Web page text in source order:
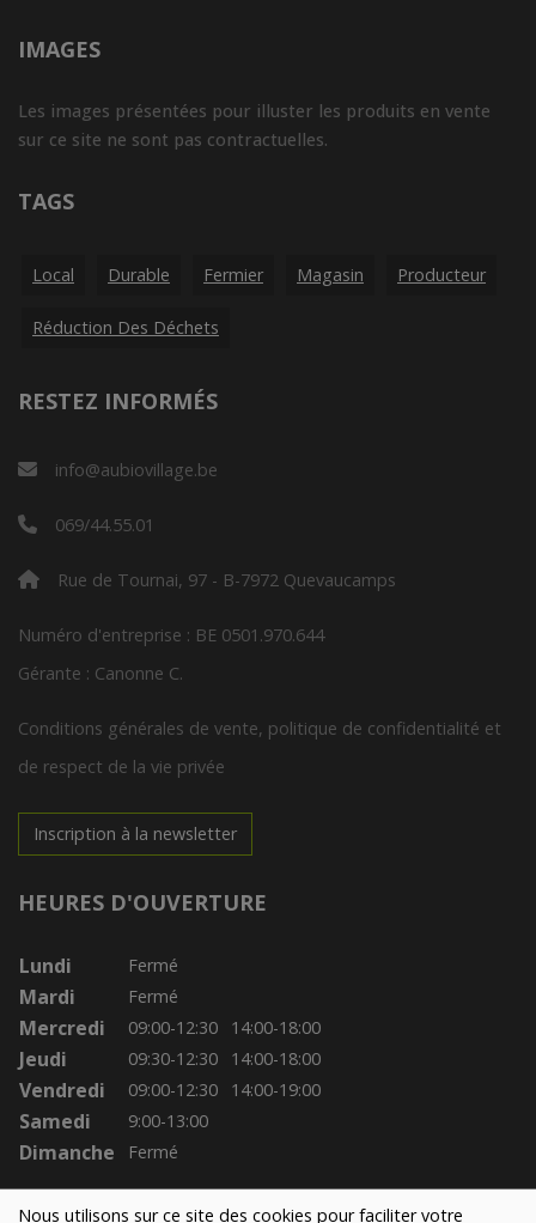
Nous utilisons sur ce site des cookies pour faciliter votre
IMAGES
Les images présentées pour illuster les produits en vente
sur ce site ne sont pas contractuelles.
TAGS
Local Durable Fermier Magasin Producteur
Réduction Des Déchets
RESTEZ INFORMÉS
info@aubiovillage.be
069/44.55.01
Rue de Tournai, 97 - B-7972 Quevaucamps
Numéro d'entreprise : BE 0501.970.644
Gérante : Canonne C.
Conditions générales de vente, politique de confidentialité et
de respect de la vie privée
Inscription à la newsletter
HEURES D'OUVERTURE
Lundi Fermé
Mardi Fermé
Mercredi 09:00-12:30 14:00-18:00
Jeudi 09:30-12:30 14:00-18:00
Vendredi 09:00-12:30 14:00-19:00
Samedi 9:00-13:00
Dimanche Fermé